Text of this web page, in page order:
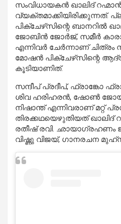
സംവിധായകൻ ഖാലിദ്
വ്യക്തമാക്കിയിരിക്കുന്നത്.
പിക്ചേഴ്‌സിന്റെ ബാനറിൽ
ജോബിൻ ജോർജ്, സമീർ
എന്നിവർ ചേർന്നാണ് ചിത്രം
മോഷൻ പിക്ചേഴ്‌സിന്റെ
കൂടിയാണിത്.
സന്ദീപ് പ്രദീപ്, ഫ്രാങ്കോ
ശിവ ഹരിഹരൻ, ഷോൺ ജോയ്,
നിഷാന്ത് എന്നിവരാണ് മറ്റ്
തിരക്കഥയെഴുതിയത് ഖാലിദ്
രതീഷ് രവി. ഛായാഗ്രഹണം
വിഷ്ണു വിജയ്, ഗാനരചന